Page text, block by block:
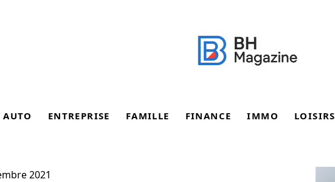
AUTO ENTREPRISE FAMILLE FINANCE IMMO LOISIRS
2021